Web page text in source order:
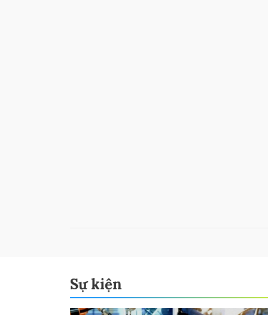
Sự kiện